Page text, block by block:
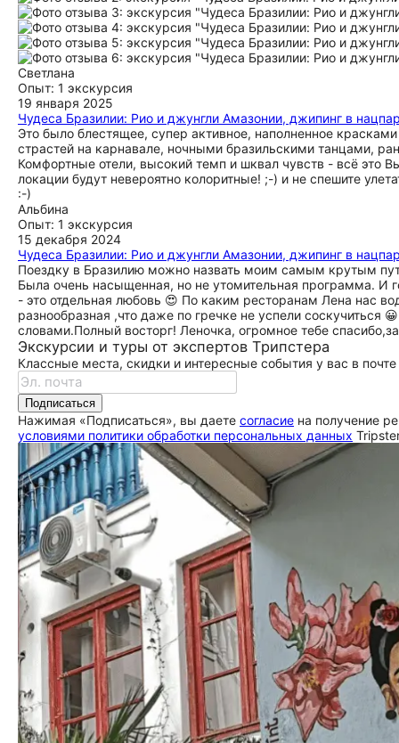
Светлана
Опыт: 1 экскурсия
19 января 2025
Чудеса Бразилии: Рио и джунгли Амазонии, джипинг в
Это было блестящее, супер активное, наполненное
страстей на карнавале, ночными бразильскими танцами,
Комфортные отели, высокий темп и шквал чувств - всё это
локации будут невероятно колоритные! ;-) и не спешите
:-)
Альбина
Опыт: 1 экскурсия
15 декабря 2024
Чудеса Бразилии: Рио и джунгли Амазонии, джипинг в
Поездку в Бразилию можно назвать моим самым крутым
Была очень насыщенная, но не утомительная программа. И
- это отдельная любовь 😍 По каким ресторанам Лена нас
разнообразная ,что даже по гречке не успели соскучиться
словами.Полный восторг! Леночка, огромное тебе
Экскурсии и туры от экспертов Трипстера
Классные места, скидки и интересные события у вас в почте
Подписаться
Нажимая «Подписаться», вы даете согласие на получение
условиями политики обработки персональных данных